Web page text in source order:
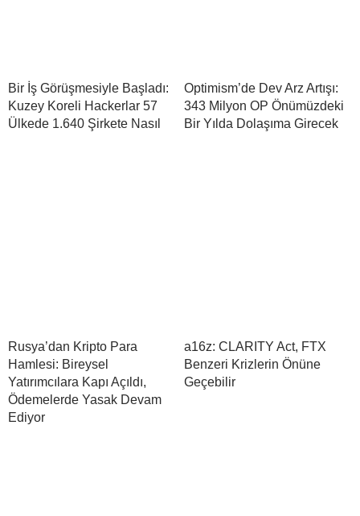
Bir İş Görüşmesiyle Başladı:
Kuzey Koreli Hackerlar 57
Ülkede 1.640 Şirkete Nasıl
Optimism’de Dev Arz Artışı:
343 Milyon OP Önümüzdeki
Bir Yılda Dolaşıma Girecek
Rusya’dan Kripto Para
Hamlesi: Bireysel
Yatırımcılara Kapı Açıldı,
Ödemelerde Yasak Devam
Ediyor
a16z: CLARITY Act, FTX
Benzeri Krizlerin Önüne
Geçebilir